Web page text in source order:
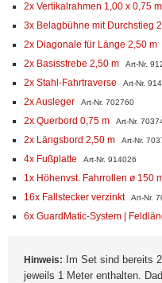
2x Vertikalrahmen 1,00 x 0,75 m
3x Belagbühne mit Durchstieg
2x Diagonale für Länge 2,50 m
2x Basisstrebe 2,50 m Art-Nr.
2x Stahl-Fahrtraverse Art-Nr.
2x Ausleger Art-Nr. 702760
2x Querbord 0,75 m Art-Nr.
2x Längsbord 2,50 m Art-Nr.
4x Fußplatte Art-Nr. 914026
1x Höhenvst. Fahrrollen ø 150
16x Fallstecker verzinkt Art-Nr.
6x GuardMatic-System |
Hinweis:
Im Set sind bereits
jeweils 1 Meter enthalten.